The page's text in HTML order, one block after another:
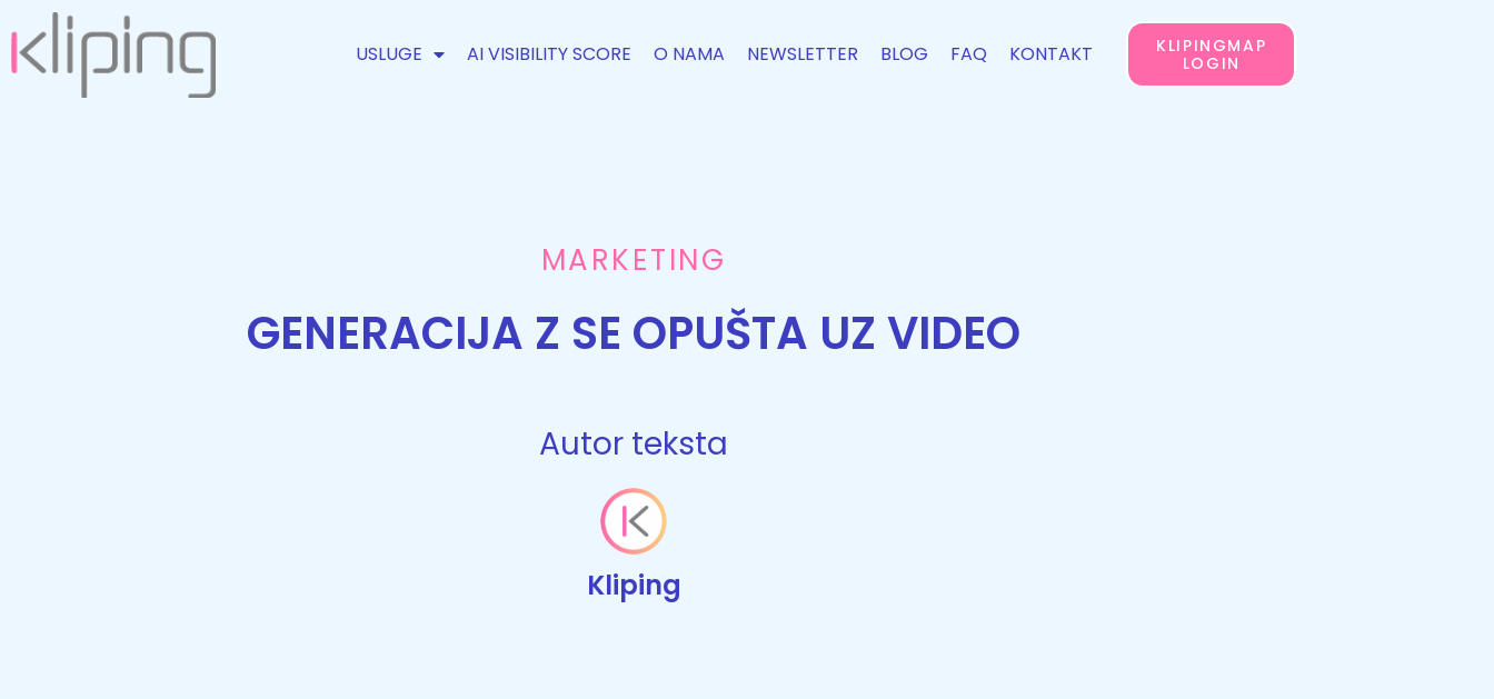
USLUGE AI VISIBILITY SCORE O NAMA NEWSLETTER BLOG FAQ KONTAKT
KLIPINGMAP
LOGIN
MARKETING
GENERACIJA Z SE OPUŠTA UZ VIDEO
Autor teksta
Kliping